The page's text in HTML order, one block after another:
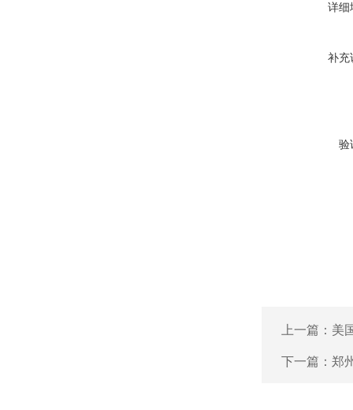
详细
补充
验
上一篇： 美
下一篇： 郑